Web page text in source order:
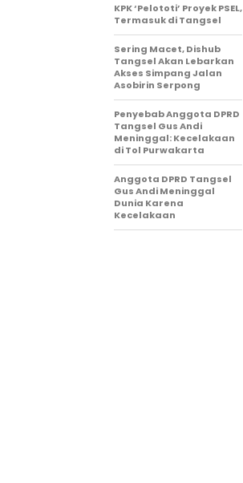
KPK ‘Pelototi’ Proyek PSEL,
Termasuk di Tangsel
Sering Macet, Dishub
Tangsel Akan Lebarkan
Akses Simpang Jalan
Asobirin Serpong
Penyebab Anggota DPRD
Tangsel Gus Andi
Meninggal: Kecelakaan
di Tol Purwakarta
Anggota DPRD Tangsel
Gus Andi Meninggal
Dunia Karena
Kecelakaan